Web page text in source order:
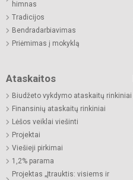
himnas
Tradicijos
Bendradarbiavimas
Priėmimas į mokyklą
Ataskaitos
Biudžeto vykdymo ataskaitų rinkiniai
Finansinių ataskaitų rinkiniai
Lėšos veiklai viešinti
Projektai
Viešieji pirkimai
1,2% parama
Projektas „Įtrauktis: visiems ir